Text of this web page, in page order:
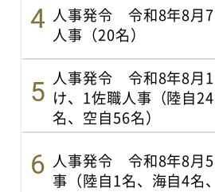
人事発令 令和8年8月
人事（20名）
人事発令 令和8年8月
け、1佐職人事（陸自
名、空自56名）
人事発令 令和8年8月5
事（陸自1名、海自4名